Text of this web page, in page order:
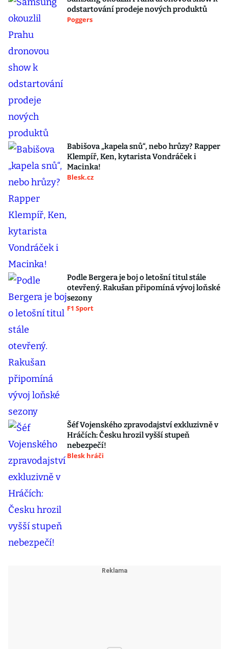
odstartování prodeje nových produktů
Poggers
Babišova „kapela snů“, nebo hrůzy? Rapper
Klempíř, Ken, kytarista Vondráček i
Macinka!
Blesk.cz
Podle Bergera je boj o letošní titul stále
otevřený. Rakušan připomíná vývoj loňské
sezony
F1 Sport
Šéf Vojenského zpravodajství exkluzivně v
Hráčích: Česku hrozil vyšší stupeň
nebezpečí!
Blesk hráči